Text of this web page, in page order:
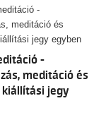
-
meditáció és
kiállítási jegy